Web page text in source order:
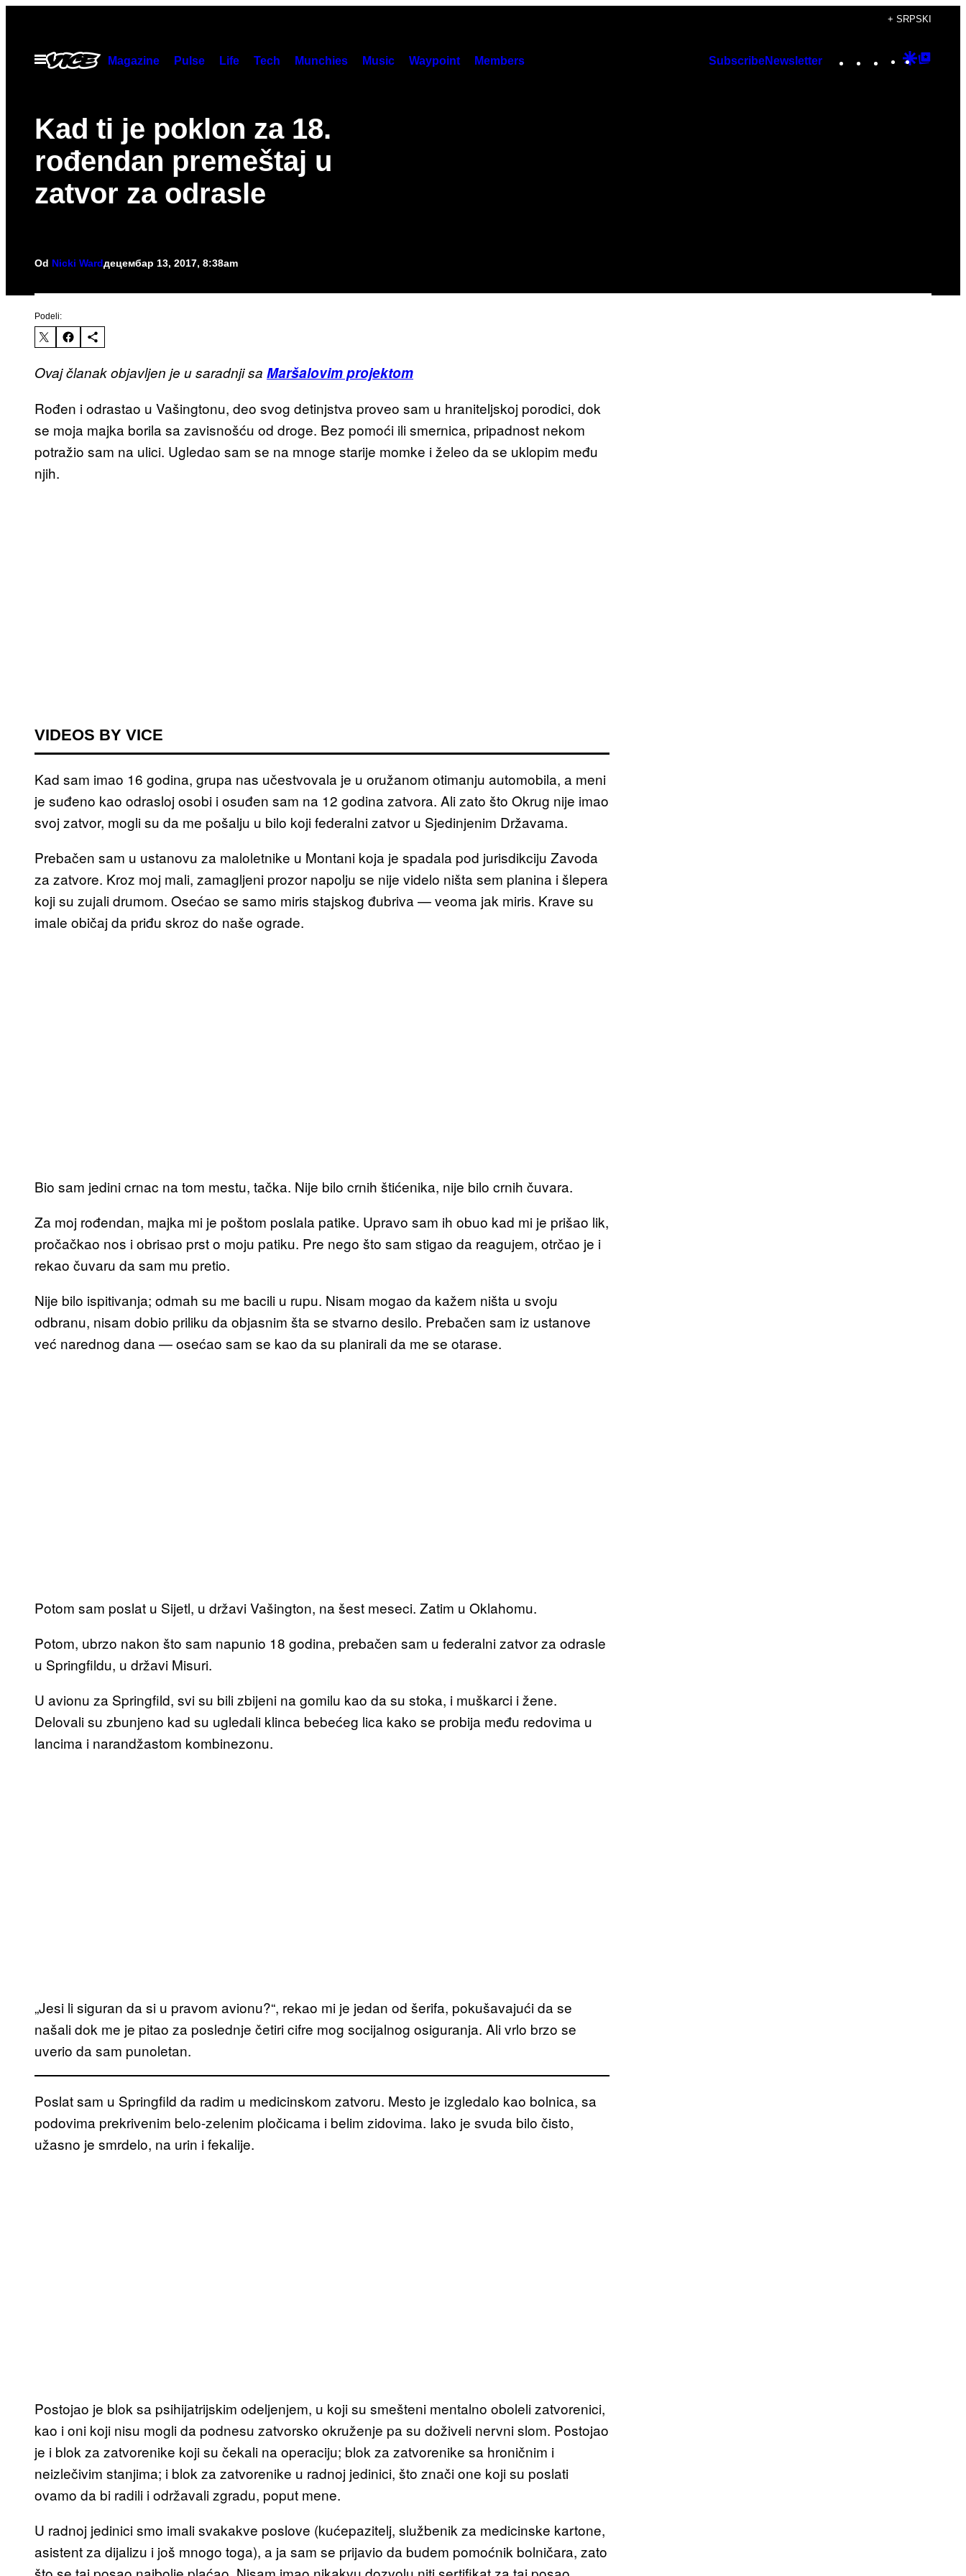
садржај
+ SRPSKI
Otvori
Meni
Magazine Pulse Life Tech Munchies Music Waypoint Members SubscribeNewsletter Instagram
TikTok
YouTube
Google
Kad ti je poklon za 18.
rođendan premeštaj u
zatvor za odrasle
Od Nicki Wardдецембар 13, 2017, 8:38am
Podeli:
Ovaj članak objavljen je u saradnji sa Maršalovim projektom
Rođen i odrastao u Vašingtonu, deo svog detinjstva proveo sam u hraniteljskoj porodici, dok
se moja majka borila sa zavisnošću od droge. Bez pomoći ili smernica, pripadnost nekom
potražio sam na ulici. Ugledao sam se na mnoge starije momke i želeo da se uklopim među
njih.
VIDEOS BY VICE
Kad sam imao 16 godina, grupa nas učestvovala je u oružanom otimanju automobila, a meni
je suđeno kao odrasloj osobi i osuđen sam na 12 godina zatvora. Ali zato što Okrug nije imao
svoj zatvor, mogli su da me pošalju u bilo koji federalni zatvor u Sjedinjenim Državama.
Prebačen sam u ustanovu za maloletnike u Montani koja je spadala pod jurisdikciju Zavoda
za zatvore. Kroz moj mali, zamagljeni prozor napolju se nije videlo ništa sem planina i šlepera
koji su zujali drumom. Osećao se samo miris stajskog đubriva — veoma jak miris. Krave su
imale običaj da priđu skroz do naše ograde.
Bio sam jedini crnac na tom mestu, tačka. Nije bilo crnih štićenika, nije bilo crnih čuvara.
Za moj rođendan, majka mi je poštom poslala patike. Upravo sam ih obuo kad mi je prišao lik,
pročačkao nos i obrisao prst o moju patiku. Pre nego što sam stigao da reagujem, otrčao je i
rekao čuvaru da sam mu pretio.
Nije bilo ispitivanja; odmah su me bacili u rupu. Nisam mogao da kažem ništa u svoju
odbranu, nisam dobio priliku da objasnim šta se stvarno desilo. Prebačen sam iz ustanove
već narednog dana — osećao sam se kao da su planirali da me se otarase.
Potom sam poslat u Sijetl, u državi Vašington, na šest meseci. Zatim u Oklahomu.
Potom, ubrzo nakon što sam napunio 18 godina, prebačen sam u federalni zatvor za odrasle
u Springfildu, u državi Misuri.
U avionu za Springfild, svi su bili zbijeni na gomilu kao da su stoka, i muškarci i žene.
Delovali su zbunjeno kad su ugledali klinca bebećeg lica kako se probija među redovima u
lancima i narandžastom kombinezonu.
„Jesi li siguran da si u pravom avionu?“, rekao mi je jedan od šerifa, pokušavajući da se
našali dok me je pitao za poslednje četiri cifre mog socijalnog osiguranja. Ali vrlo brzo se
uverio da sam punoletan.
Poslat sam u Springfild da radim u medicinskom zatvoru. Mesto je izgledalo kao bolnica, sa
podovima prekrivenim belo-zelenim pločicama i belim zidovima. Iako je svuda bilo čisto,
užasno je smrdelo, na urin i fekalije.
Postojao je blok sa psihijatrijskim odeljenjem, u koji su smešteni mentalno oboleli zatvorenici,
kao i oni koji nisu mogli da podnesu zatvorsko okruženje pa su doživeli nervni slom. Postojao
je i blok za zatvorenike koji su čekali na operaciju; blok za zatvorenike sa hroničnim i
neizlečivim stanjima; i blok za zatvorenike u radnoj jedinici, što znači one koji su poslati
ovamo da bi radili i održavali zgradu, poput mene.
U radnoj jedinici smo imali svakakve poslove (kućepazitelj, službenik za medicinske kartone,
asistent za dijalizu i još mnogo toga), a ja sam se prijavio da budem pomoćnik bolničara, zato